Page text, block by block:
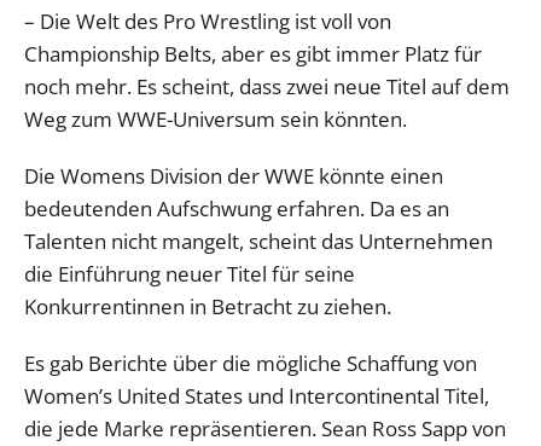
– Die Welt des Pro Wrestling ist voll von
Championship Belts, aber es gibt immer Platz für
noch mehr. Es scheint, dass zwei neue Titel auf dem
Weg zum WWE-Universum sein könnten.
Die Womens Division der WWE könnte einen
bedeutenden Aufschwung erfahren. Da es an
Talenten nicht mangelt, scheint das Unternehmen
die Einführung neuer Titel für seine
Konkurrentinnen in Betracht zu ziehen.
Es gab Berichte über die mögliche Schaffung von
Women’s United States und Intercontinental Titel,
die jede Marke repräsentieren. Sean Ross Sapp von